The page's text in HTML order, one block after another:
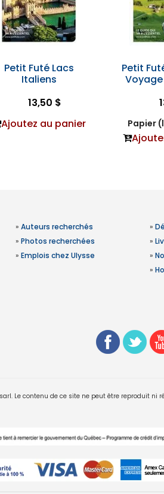
Petit Futé Lacs
Italiens
13,50 $
Ajoutez au panier
Petit
Papier
» Auteurs recherchés
» Photos recherchées
» Emplois chez Ulysse
»
»
»
»
Le contenu de ce site ne peut être reproduit ni